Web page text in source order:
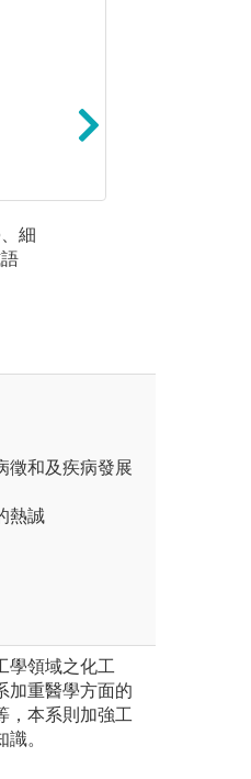
細
徵和及疾病發展
熱誠
學領域之化工
加重醫學方面的
，本系則加強工
。